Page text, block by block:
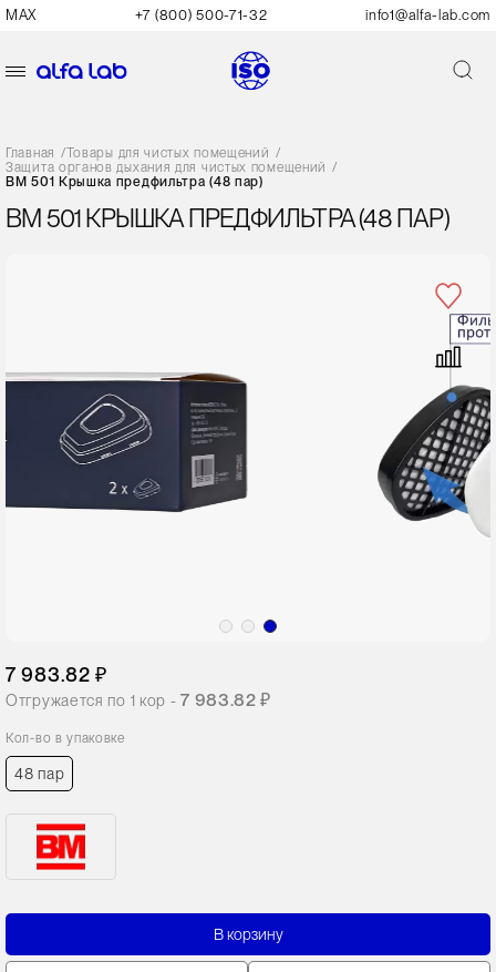
MAX +7 (800) 500-71-32 info1@alfa-lab.com
Главная /Товары для чистых помещений /
Защита органов дыхания для чистых помещений /
ВМ 501 Крышка предфильтра (48 пар)
ВМ 501 КРЫШКА ПРЕДФИЛЬТРА (48 ПАР)
7 983.82 ₽
Отгружается по 1 кор -7 983.82 ₽
Кол-во в упаковке
48 пар
В корзину